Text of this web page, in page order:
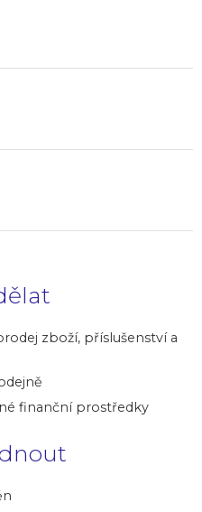
zboží, příslušenství a
finanční prostředky